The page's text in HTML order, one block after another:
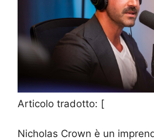
Articolo tradotto: [
Nicholas Crown è un